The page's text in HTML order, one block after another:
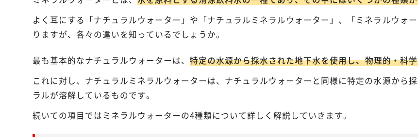
ナチュラルミネラルウォーター
ミネラルウォーター
ボトルドウォーター
ミネラルウォーターの選び方
軟水と硬水の違い
処理方法の違い
目的別の選び方
よく耳にする「ナチュラルウォーター」や「ナチュラルミネラルウォーター」、「ミネラルウォ
りますが、各々の違いを知っているでしょうか。
最も基本的なナチュラルウォーターは、特定の水源から採水された地下水を使用し、物理的・科
これに対し、ナチュラルミネラルウォーターは、ナチュラルウォーターと同様に特定の水源から
ラルが溶解しているものです。
続いての項目ではミネラルウォーターの4種類について詳しく解説していきます。